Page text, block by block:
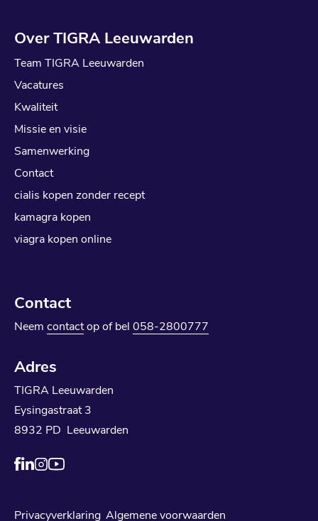
Over TIGRA Leeuwarden
Team TIGRA Leeuwarden
Vacatures
Kwaliteit
Missie en visie
Samenwerking
Contact
cialis kopen zonder recept
kamagra kopen
viagra kopen online
Contact
Neem contactop of bel 058-2800777
Adres
TIGRA Leeuwarden
Eysingastraat 3
8932 PD Leeuwarden
Privacyverklaring Algemene voorwaarden